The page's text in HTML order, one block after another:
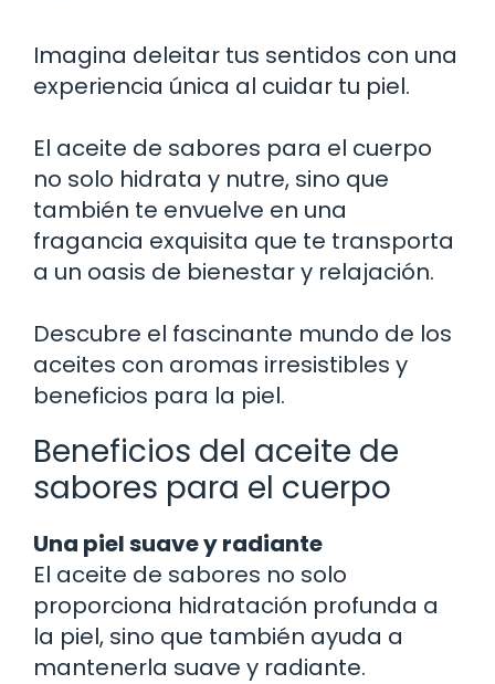
Imagina deleitar tus sentidos con una
experiencia única al cuidar tu piel.
El aceite de sabores para el cuerpo
no solo hidrata y nutre, sino que
también te envuelve en una
fragancia exquisita que te transporta
a un oasis de bienestar y relajación.
Descubre el fascinante mundo de los
aceites con aromas irresistibles y
beneficios para la piel.
Beneficios del aceite de
sabores para el cuerpo
Una piel suave y radiante
El aceite de sabores no solo
proporciona hidratación profunda a
la piel, sino que también ayuda a
mantenerla suave y radiante.